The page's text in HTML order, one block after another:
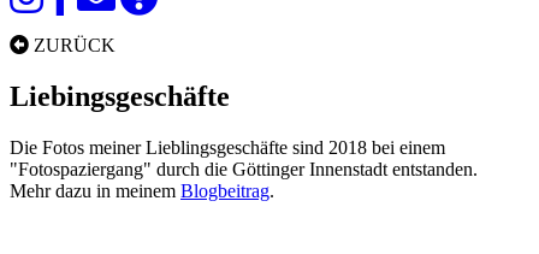
ZURÜCK
Liebingsgeschäfte
Die Fotos meiner Lieblingsgeschäfte sind 2018 bei einem
"Fotospaziergang" durch die Göttinger Innenstadt entstanden.
Mehr dazu in meinem Blogbeitrag.